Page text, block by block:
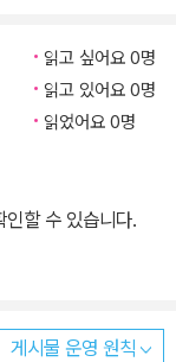
읽고 싶어요 0명
읽고 있어요 0명
읽었어요 0명
할 수 있습니다.
게시물 운영 원칙